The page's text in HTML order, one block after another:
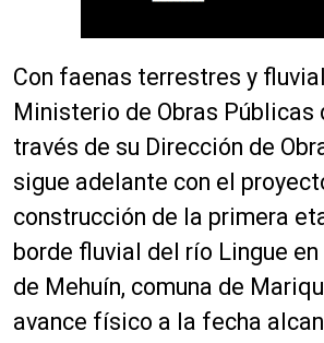
Con faenas terrestres y
Ministerio de Obras Públicas
través de su Dirección de
sigue adelante con el
construcción de la primera
borde fluvial del río Lingue
de Mehuín, comuna de
avance físico a la fecha